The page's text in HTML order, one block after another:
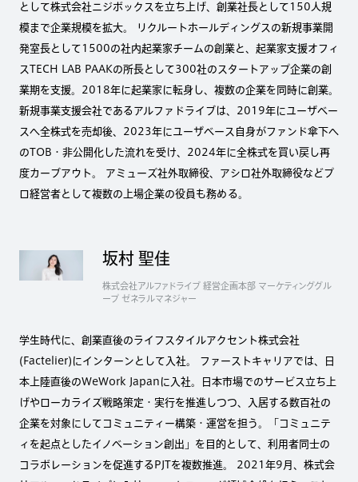
として株式会社ニジボックスを立ち上げ、創業社長として150人規
模まで企業規模を拡大。 リクルートホールディングスの新規事業開
発室長として1500の社内起業家チームの創業と、起業家支援オフィ
スTECH LAB PAAKの所長として300社のスタートアップ企業の創
業期を支援。2018年に起業家に転身し、複数の企業を同時に創業。
新規事業支援会社であるアルファドライブは、2019年にユーザベー
スへ全株式を売却後、2023年にユーザベース自身がファンド傘下へ
のTOB・非公開化した流れを受け、2024年に全株式を買い戻し再
度カーブアウト。 アミューズ社外取締役、アシロ社外取締役などプ
ロ経営者として複数の上場企業の役員も務める。
坂村 聖佳
株式会社アルファドライブ 経営企画本部 マーケティンググル
ープ ゼネラルマネジャー
学生時代に、創業直後のライフスタイルアクセント株式会社
(Factelier)にインターンとして入社。 ファーストキャリアでは、日
本上陸直後のWeWork Japanに入社。日本市場でのサービス立ち上
げやローカライズ戦略策定・実行を推進しつつ、入居する数百社の
企業を対象にしてコミュニティー構築・運営を担う。「コミュニテ
ィを起点としたイノベーション創出」を目的として、利用者同士の
コラボレーションを促進するPJTを複数推進。 2021年9月、株式会